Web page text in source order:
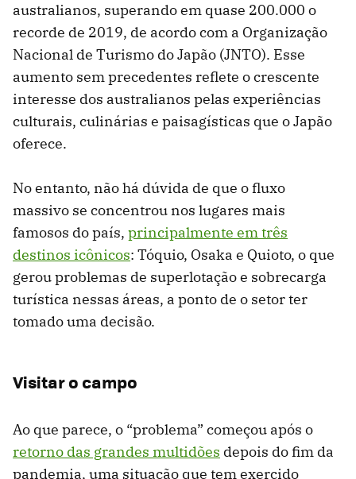
australianos, superando em quase 200.000 o
recorde de 2019, de acordo com a Organização
Nacional de Turismo do Japão (JNTO). Esse
aumento sem precedentes reflete o crescente
interesse dos australianos pelas experiências
culturais, culinárias e paisagísticas que o Japão
oferece.
No entanto, não há dúvida de que o fluxo
massivo se concentrou nos lugares mais
famosos do país, principalmente em três
destinos icônicos: Tóquio, Osaka e Quioto, o que
gerou problemas de superlotação e sobrecarga
turística nessas áreas, a ponto de o setor ter
tomado uma decisão.
Visitar o campo
Ao que parece, o “problema” começou após o
retorno das grandes multidões depois do fim da
pandemia, uma situação que tem exercido